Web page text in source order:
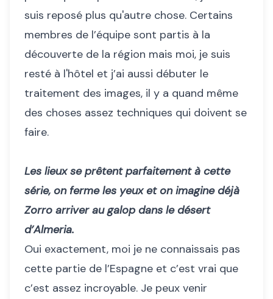
suis reposé plus qu'autre chose. Certains
membres de l’équipe sont partis à la
découverte de la région mais moi, je suis
resté à l'hôtel et j’ai aussi débuter le
traitement des images, il y a quand même
des choses assez techniques qui doivent se
faire.
Les lieux se prêtent parfaitement à cette
série, on ferme les yeux et on imagine déjà
Zorro arriver au galop dans le désert
d’Almeria.
Oui exactement, moi je ne connaissais pas
cette partie de l’Espagne et c’est vrai que
c’est assez incroyable. Je peux venir